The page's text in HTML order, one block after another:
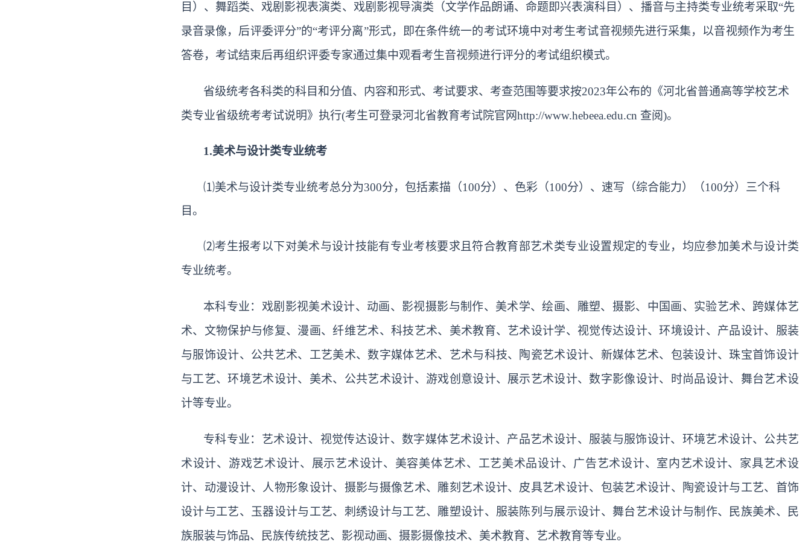
目）、舞蹈类、戏剧影视表演类、戏剧影视导演类（文学作品朗诵、命题即兴表演科目）、播音与主持类专业统考采取“先
录音录像，后评委评分”的“考评分离”形式，即在条件统一的考试环境中对考生考试音视频先进行采集，以音视频作为考生
答卷，考试结束后再组织评委专家通过集中观看考生音视频进行评分的考试组织模式。
省级统考各科类的科目和分值、内容和形式、考试要求、考查范围等要求按2023年公布的《河北省普通高等学校艺术
类专业省级统考考试说明》执行(考生可登录河北省教育考试院官网http://www.hebeea.edu.cn 查阅)。
1.美术与设计类专业统考
⑴美术与设计类专业统考总分为300分，包括素描（100分）、色彩（100分）、速写（综合能力）（100分）三个科
目。
⑵考生报考以下对美术与设计技能有专业考核要求且符合教育部艺术类专业设置规定的专业，均应参加美术与设计类
专业统考。
本科专业：戏剧影视美术设计、动画、影视摄影与制作、美术学、绘画、雕塑、摄影、中国画、实验艺术、跨媒体艺
术、文物保护与修复、漫画、纤维艺术、科技艺术、美术教育、艺术设计学、视觉传达设计、环境设计、产品设计、服装
与服饰设计、公共艺术、工艺美术、数字媒体艺术、艺术与科技、陶瓷艺术设计、新媒体艺术、包装设计、珠宝首饰设计
与工艺、环境艺术设计、美术、公共艺术设计、游戏创意设计、展示艺术设计、数字影像设计、时尚品设计、舞台艺术设
计等专业。
专科专业：艺术设计、视觉传达设计、数字媒体艺术设计、产品艺术设计、服装与服饰设计、环境艺术设计、公共艺
术设计、游戏艺术设计、展示艺术设计、美容美体艺术、工艺美术品设计、广告艺术设计、室内艺术设计、家具艺术设
计、动漫设计、人物形象设计、摄影与摄像艺术、雕刻艺术设计、皮具艺术设计、包装艺术设计、陶瓷设计与工艺、首饰
设计与工艺、玉器设计与工艺、刺绣设计与工艺、雕塑设计、服装陈列与展示设计、舞台艺术设计与制作、民族美术、民
族服装与饰品、民族传统技艺、影视动画、摄影摄像技术、美术教育、艺术教育等专业。